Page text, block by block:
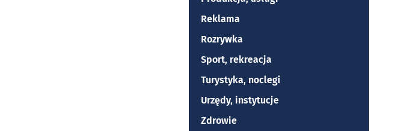
Reklama
Rozrywka
Sport, rekreacja
Turystyka, noclegi
Urzędy, instytucje
Zdrowie